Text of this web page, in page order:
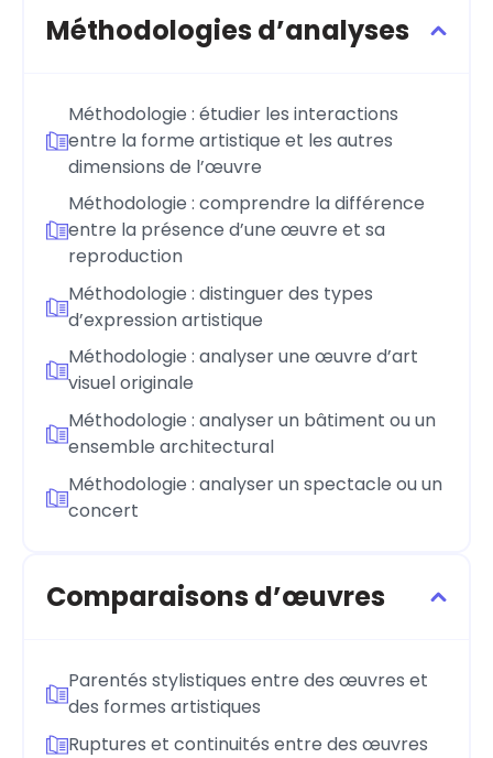
Méthodologies d’analyses
Méthodologie : étudier les interactions
entre la forme artistique et les autres
dimensions de l’œuvre
Méthodologie : comprendre la différence
entre la présence d’une œuvre et sa
reproduction
Méthodologie : distinguer des types
d’expression artistique
Méthodologie : analyser une œuvre d’art
visuel originale
Méthodologie : analyser un bâtiment ou un
ensemble architectural
Méthodologie : analyser un spectacle ou un
concert
Comparaisons d’œuvres
Parentés stylistiques entre des œuvres et
des formes artistiques
Ruptures et continuités entre des œuvres